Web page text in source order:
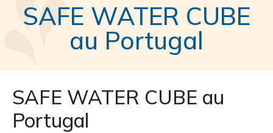
SAFE WATER CUBE
au Portugal
SAFE WATER CUBE au
Portugal